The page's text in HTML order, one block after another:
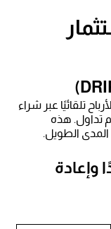
تلقائيًا عبر شراء
تداول. هذه
المدى الطويل.
وإعادة